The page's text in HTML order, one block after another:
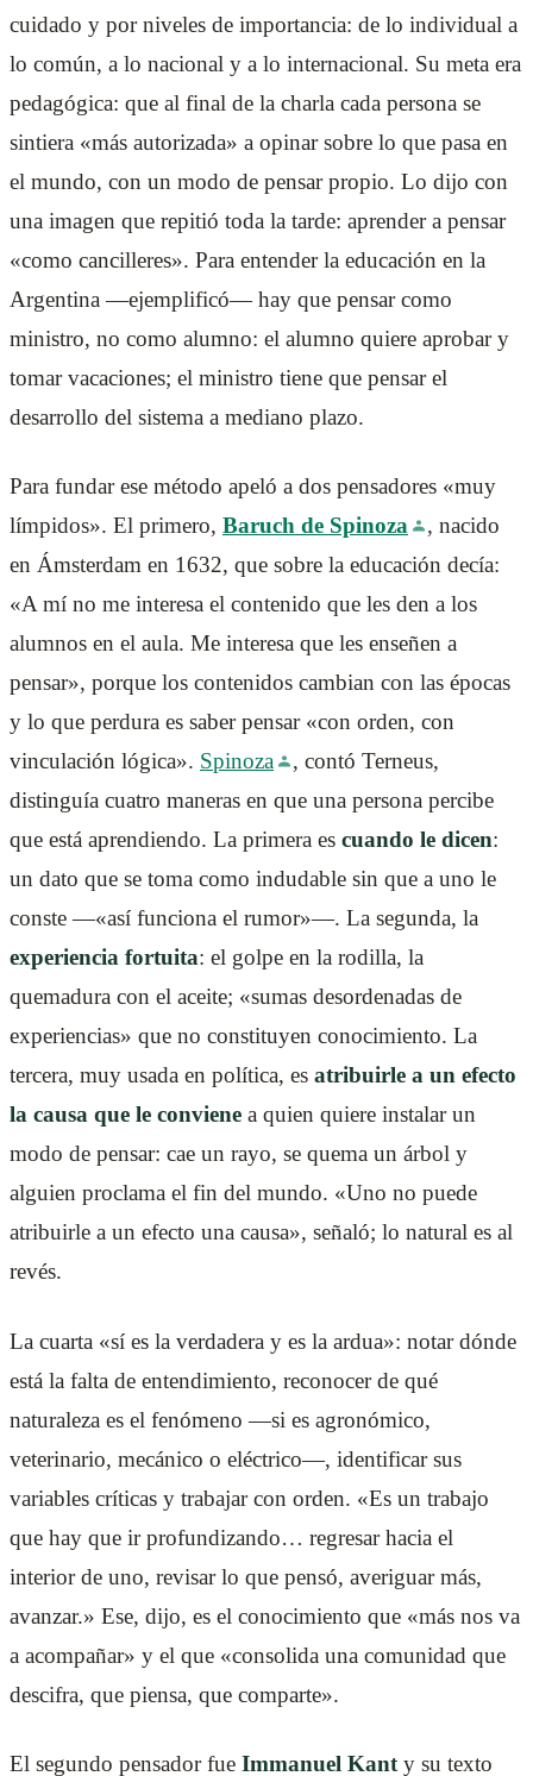
cuidado y por niveles de importancia: de lo individual a
lo común, a lo nacional y a lo internacional. Su meta era
pedagógica: que al final de la charla cada persona se
sintiera «más autorizada» a opinar sobre lo que pasa en
el mundo, con un modo de pensar propio. Lo dijo con
una imagen que repitió toda la tarde: aprender a pensar
«como cancilleres». Para entender la educación en la
Argentina —ejemplificó— hay que pensar como
ministro, no como alumno: el alumno quiere aprobar y
tomar vacaciones; el ministro tiene que pensar el
desarrollo del sistema a mediano plazo.
Para fundar ese método apeló a dos pensadores «muy
límpidos». El primero, Baruch de Spinoza
, nacido
en Ámsterdam en 1632, que sobre la educación decía:
«A mí no me interesa el contenido que les den a los
alumnos en el aula. Me interesa que les enseñen a
pensar», porque los contenidos cambian con las épocas
y lo que perdura es saber pensar «con orden, con
vinculación lógica». Spinoza
, contó Terneus,
distinguía cuatro maneras en que una persona percibe
que está aprendiendo. La primera es cuando le dicen:
un dato que se toma como indudable sin que a uno le
conste —«así funciona el rumor»—. La segunda, la
experiencia fortuita: el golpe en la rodilla, la
quemadura con el aceite; «sumas desordenadas de
experiencias» que no constituyen conocimiento. La
tercera, muy usada en política, es atribuirle a un efecto
la causa que le conviene a quien quiere instalar un
modo de pensar: cae un rayo, se quema un árbol y
alguien proclama el fin del mundo. «Uno no puede
atribuirle a un efecto una causa», señaló; lo natural es al
revés.
La cuarta «sí es la verdadera y es la ardua»: notar dónde
está la falta de entendimiento, reconocer de qué
naturaleza es el fenómeno —si es agronómico,
veterinario, mecánico o eléctrico—, identificar sus
variables críticas y trabajar con orden. «Es un trabajo
que hay que ir profundizando… regresar hacia el
interior de uno, revisar lo que pensó, averiguar más,
avanzar.» Ese, dijo, es el conocimiento que «más nos va
a acompañar» y el que «consolida una comunidad que
descifra, que piensa, que comparte».
El segundo pensador fue Immanuel Kanty su texto